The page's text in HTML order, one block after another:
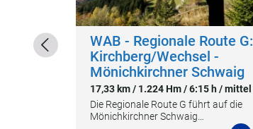
WAB - Regionale Route G:
Kirchberg/Wechsel -
Mönichkirchner Schwaig
17,33 km / 1.224 Hm / 6:15 h / mittel
Die Regionale Route G führt auf die
Mönichkirchner Schwaig…